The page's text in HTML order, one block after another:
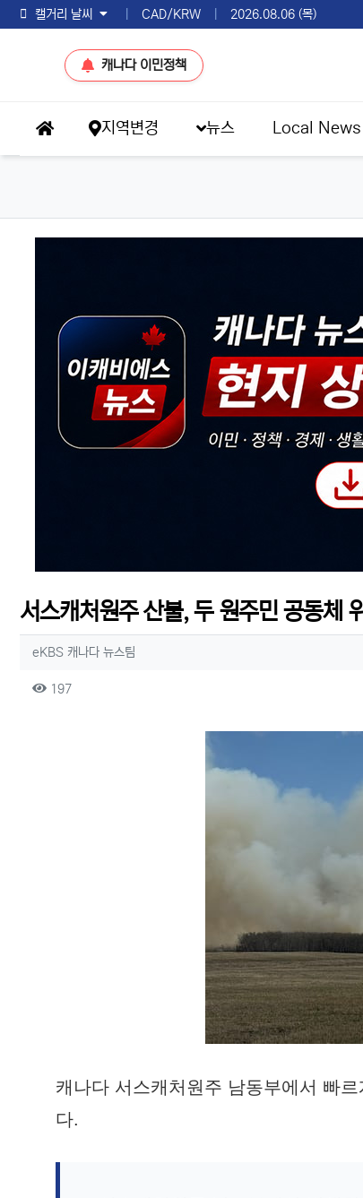
토론토 날씨 CAD/KRW 2026.08.06 (목)
캐나다 이민정책
지역변경 뉴스 Local News
홈으로
eKBS News
서스캐처원주 산불, 두 원주민 공동체
작성자 정보
eKBS 캐나다 뉴스팀
컨텐츠 정보
197조회
캐나다 서스캐처원주 남동부에서 빠
다.